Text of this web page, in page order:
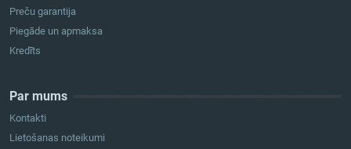
Preču garantija
Piegāde un apmaksa
Kredīts
Par mums
Kontakti
Lietošanas noteikumi